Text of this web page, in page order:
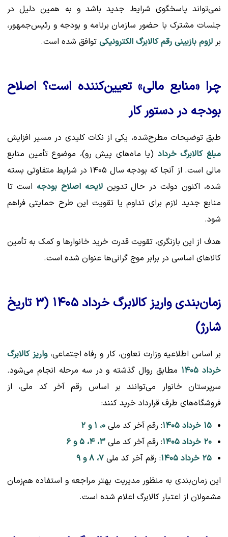
نمی‌تواند پاسخگوی شرایط جدید باشد و به همین دلیل در
جلسات مشترک با حضور سازمان برنامه و بودجه و رئیس‌جمهور،
بر لزوم بازبینی رقم کالابرگ الکترونیکی توافق شده است.
چرا «منابع مالی» تعیین‌کننده است؟ اصلاح
بودجه در دستور کار
طبق توضیحات مطرح‌شده، یکی از نکات کلیدی در مسیر افزایش
مبلغ کالابرگ خرداد (یا ماه‌های پیش رو)، موضوع تأمین منابع
مالی است. از آنجا که بودجه سال ۱۴۰۵ در شرایط متفاوتی بسته
شده، اکنون دولت در حال تدوینلایحه اصلاح بودجه است تا
منابع جدید لازم برای تداوم یا تقویت این طرح حمایتی فراهم
شود.
هدف از این بازنگری، تقویت قدرت خرید خانوارها و کمک به تأمین
کالاهای اساسی در برابر موج گرانی‌ها عنوان شده است.
زمان‌بندی واریز کالابرگ خرداد ۱۴۰۵ (۳ تاریخ
شارژ)
بر اساس اطلاعیه وزارت تعاون، کار و رفاه اجتماعی،واریز کالابرگ
خرداد ۱۴۰۵
مطابق روال گذشته و در سه مرحله انجام می‌شود.
سرپرستان خانوار می‌توانند بر اساس رقم آخر کد ملی، از
فروشگاه‌های طرف قرارداد خرید کنند:
۱۵ خرداد ۱۴۰۵
: رقم آخر کد ملی ۰، ۱ و ۲
۲۰ خرداد ۱۴۰۵
: رقم آخر کد ملی ۳، ۴، ۵ و ۶
۲۵ خرداد ۱۴۰۵
: رقم آخر کد ملی ۷، ۸ و ۹
این زمان‌بندی به منظور مدیریت بهتر مراجعه و استفاده هم‌زمان
مشمولان از اعتبار کالابرگ اعلام شده است.